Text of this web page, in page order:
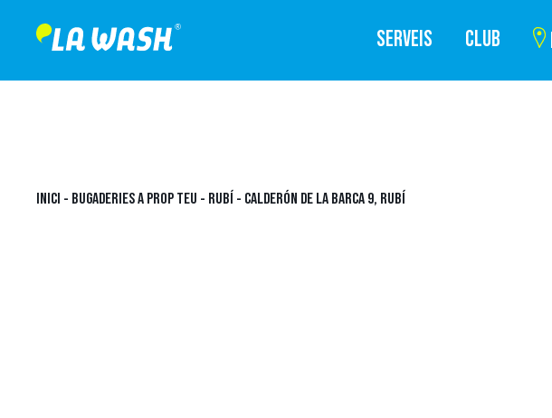
SERVEIS CLUB
INICI - BUGADERIES A PROP TEU - RUBÍ - CALDERÓN DE LA BARCA 9, RUBÍ